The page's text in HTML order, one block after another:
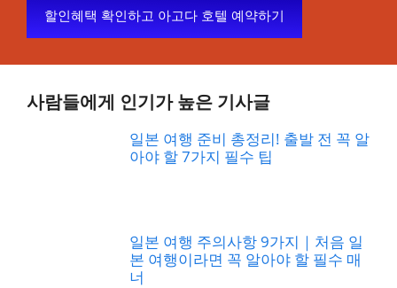
할인혜택 확인하고 아고다 호텔 예약하기
사람들에게 인기가 높은 기사글
일본 여행 준비 총정리! 출발 전 꼭 알
아야 할 7가지 필수 팁
일본 여행 주의사항 9가지｜처음 일
본 여행이라면 꼭 알아야 할 필수 매
너